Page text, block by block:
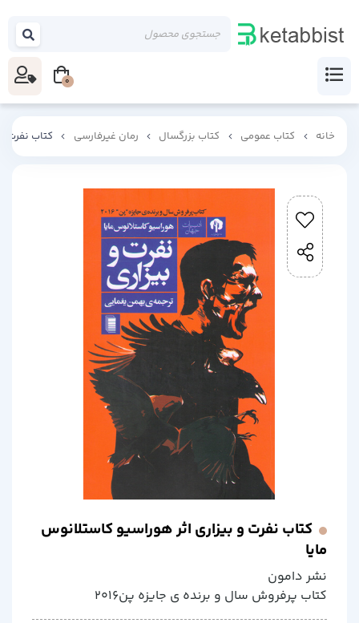
خانه کتاب عمومی کتاب بزرگسال رمان غیرفارسی کتاب نفرت
کتاب نفرت و بیزاری اثر هوراسیو کاستلانوس
مایا
نشر دامون
کتاب پرفروش سال و برنده ی جایزه پن2016
0